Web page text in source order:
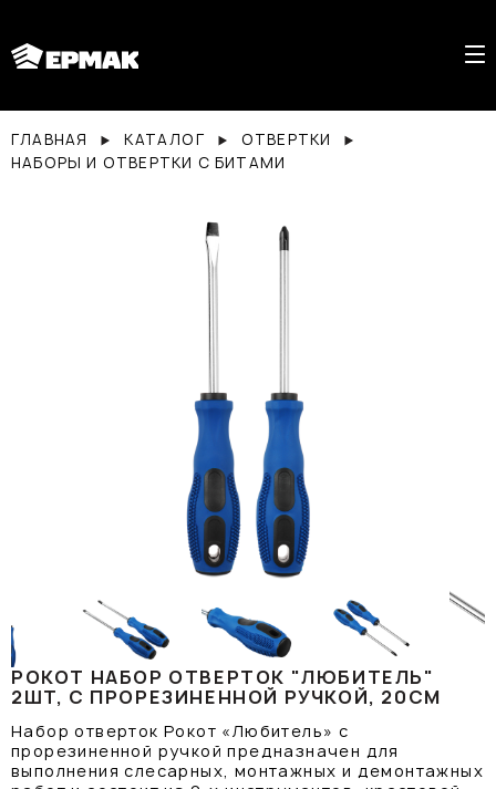
ГЛАВНАЯ КАТАЛОГ
ОТВЕРТКИ
НАБОРЫ И ОТВЕРТКИ С БИТАМИ
РОКОТ НАБОР ОТВЕРТОК "ЛЮБИТЕЛЬ"
2ШТ, С ПРОРЕЗИНЕННОЙ РУЧКОЙ, 20СМ
Набор отверток Рокот «Любитель» с
прорезиненной ручкой предназначен для
выполнения слесарных, монтажных и демонтажных